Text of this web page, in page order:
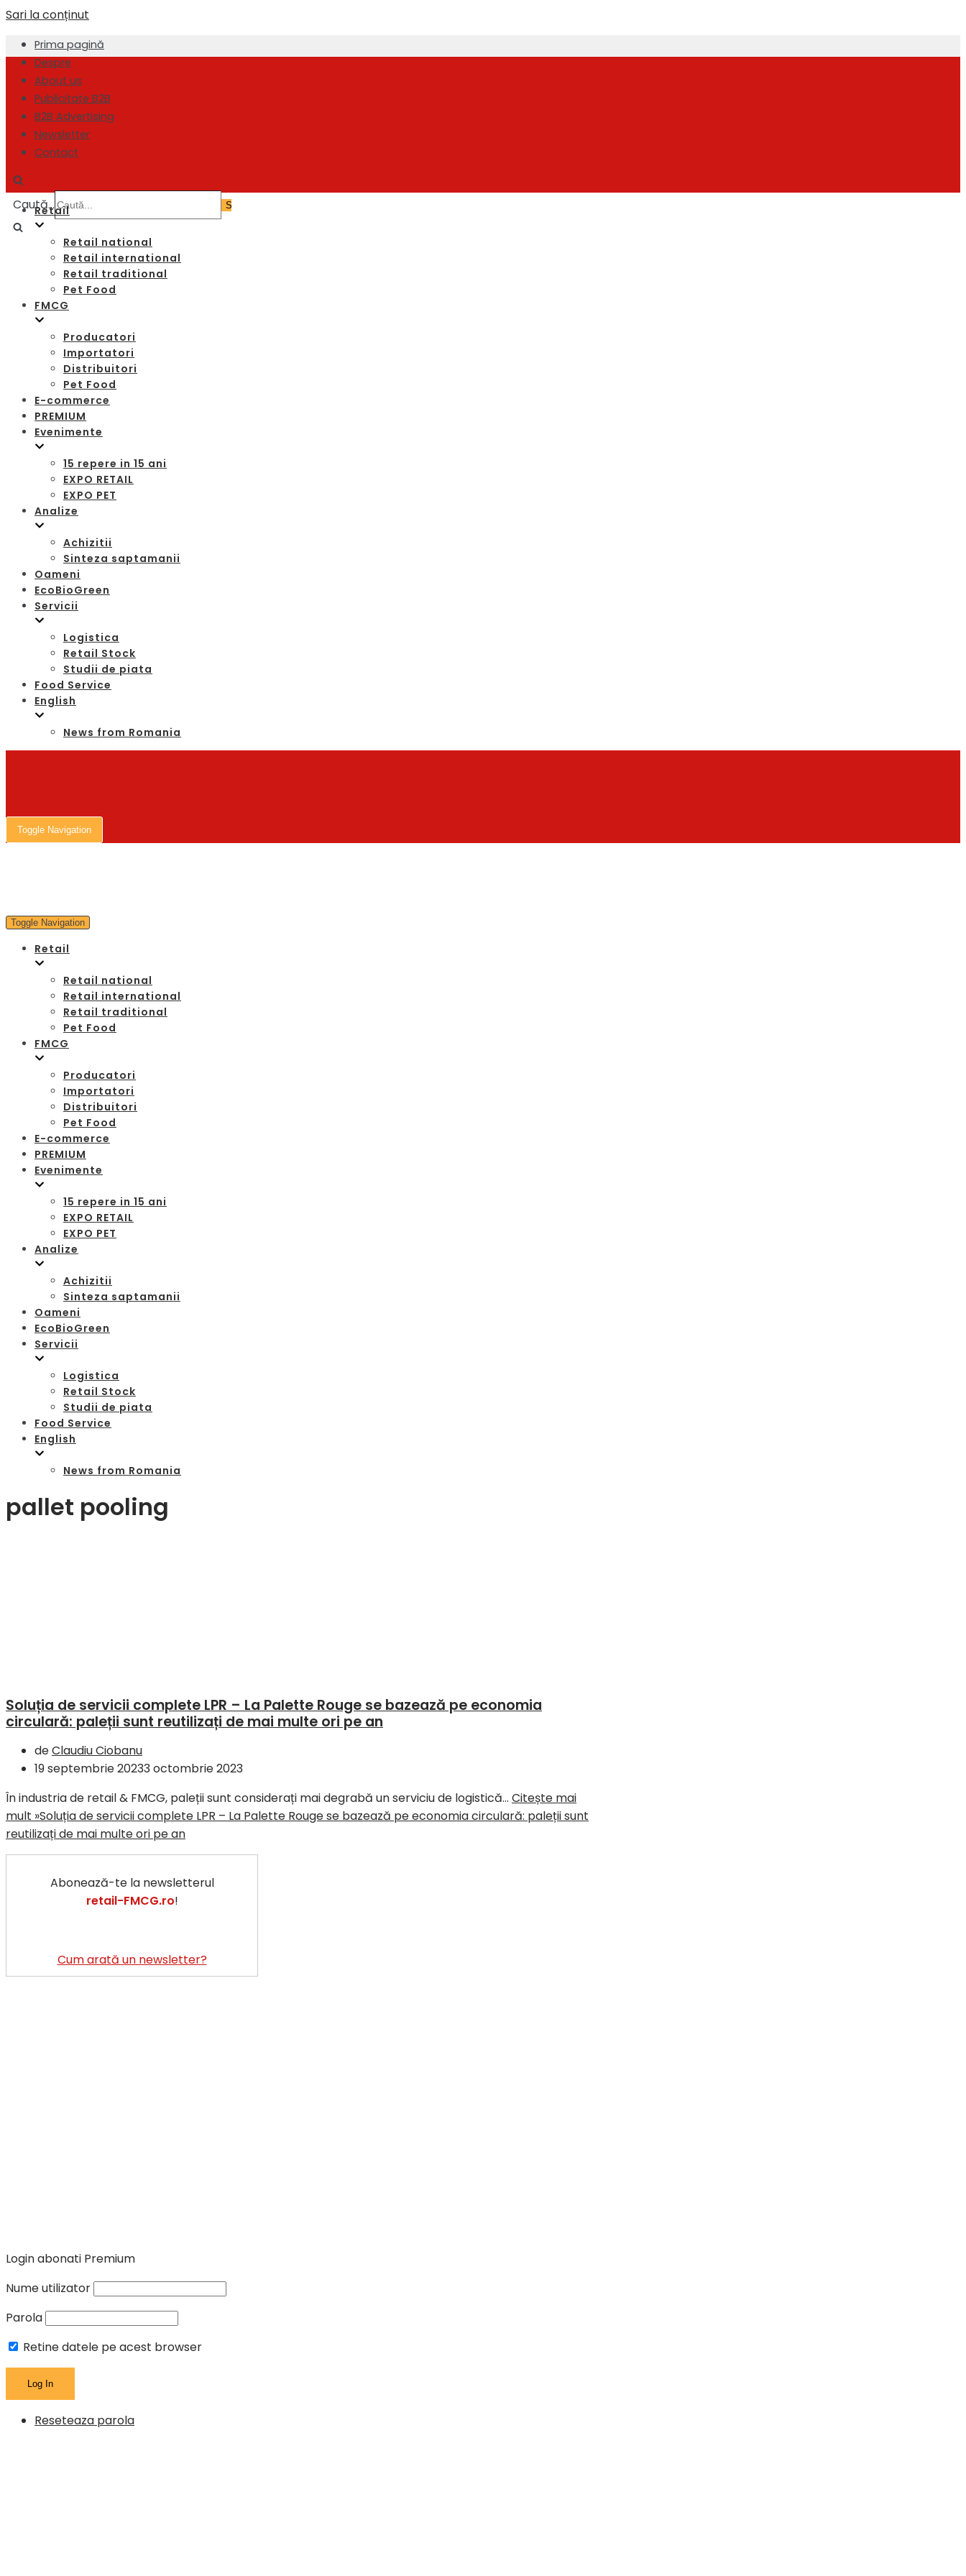
Sari la conținut
Prima pagină
Despre
About us
Publicitate B2B
B2B Advertising
Newsletter
Contact
Caută...
Retail
Retail national
Retail international
Retail traditional
Pet Food
FMCG
Producatori
Importatori
Distribuitori
Pet Food
E-commerce
PREMIUM
Evenimente
15 repere in 15 ani
EXPO RETAIL
EXPO PET
Analize
Achizitii
Sinteza saptamanii
Oameni
EcoBioGreen
Servicii
Logistica
Retail Stock
Studii de piata
Food Service
English
News from Romania
Toggle Navigation
Toggle Navigation
Retail
Retail national
Retail international
Retail traditional
Pet Food
FMCG
Producatori
Importatori
Distribuitori
Pet Food
E-commerce
PREMIUM
Evenimente
15 repere in 15 ani
EXPO RETAIL
EXPO PET
Analize
Achizitii
Sinteza saptamanii
Oameni
EcoBioGreen
Servicii
Logistica
Retail Stock
Studii de piata
Food Service
English
News from Romania
pallet pooling
Soluția de servicii complete LPR – La Palette Rouge se bazează pe economia
circulară: paleții sunt reutilizați de mai multe ori pe an
deClaudiu Ciobanu
19 septembrie 20233 octombrie 2023
În industria de retail & FMCG, paleții sunt considerați mai degrabă un serviciu de logistică… Citește mai
mult »Soluția de servicii complete LPR – La Palette Rouge se bazează pe economia circulară: paleții sunt
reutilizați de mai multe ori pe an
Abonează-te la newsletterul
retail-FMCG.ro!
Cum arată un newsletter?
Login abonati Premium
Nume utilizator
Parola
Retine datele pe acest browser
Reseteaza parola